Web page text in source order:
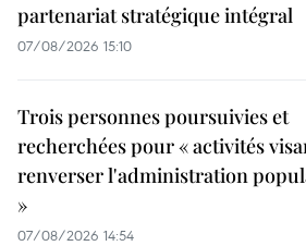
partenariat stratégique intégral
07/08/2026 15:10
Trois personnes poursuivies et
recherchées pour « activités
renverser l'administration
»
07/08/2026 14:54